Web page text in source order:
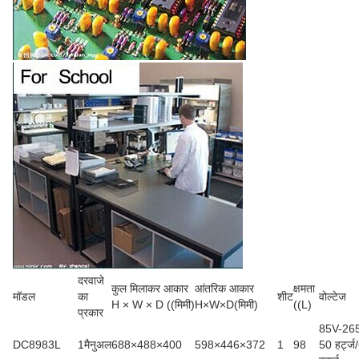
मॉडल
दरवाजे
का
प्रकार
कुल मिलाकर आकार
H × W × D ((मिमी)
आंतरिक आकार
H×W×D(मिमी)
शीट
क्षमता
((L)
वोल्टेज
DC8983L 1मैनुअल688×488×400 598×446×372 1 98
85V-
50